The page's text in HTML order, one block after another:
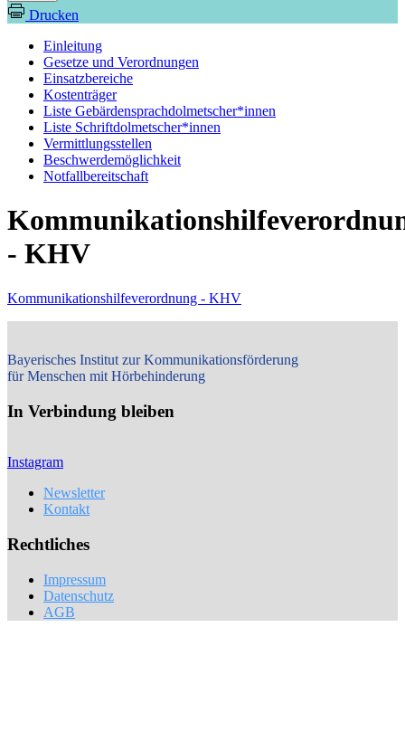
Drucken
Einleitung
Gesetze und Verordnungen
Einsatzbereiche
Kostenträger
Liste Gebärdensprachdolmetscher*innen
Liste Schriftdolmetscher*innen
Vermittlungsstellen
Beschwerdemöglichkeit
Notfallbereitschaft
- KHV
Kommunikationshilfeverordnung - KHV
Bayerisches Institut zur Kommunikationsförderung
für Menschen mit Hörbehinderung
In Verbindung bleiben
Instagram
Newsletter
Kontakt
Rechtliches
Impressum
Datenschutz
AGB